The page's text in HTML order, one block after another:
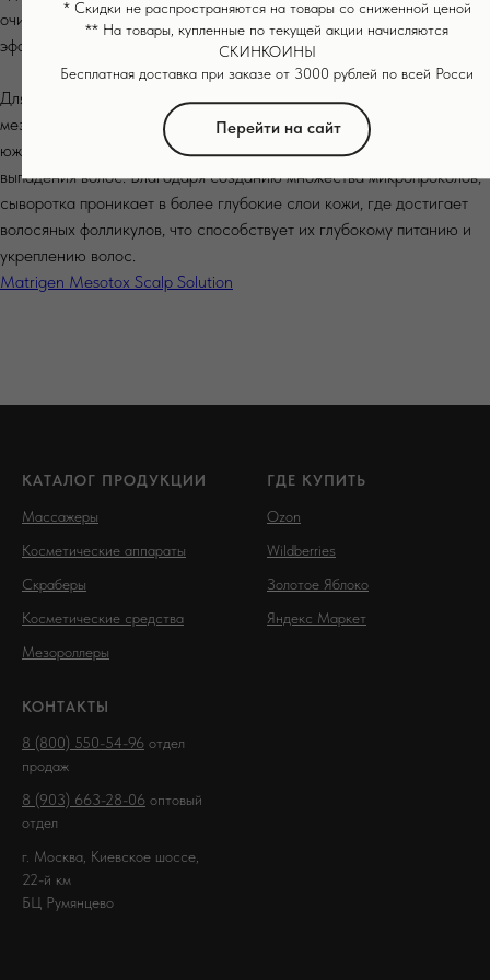
очищенное, так и на увлажненное лицо для максимального
эффекта.
Для активации роста волос сочетайте использование данного
мезороллера со специальной сывороткой, разработанной
южнокорейским брендом Matrigen для решения проблемы
выпадения волос. Благодаря созданию множества микропроколов,
сыворотка проникает в более глубокие слои кожи, где достигает
волосяных фолликулов, что способствует их глубокому питанию и
укреплению волос.
Matrigen Mesotox Scalp Solution
КАТАЛОГ ПРОДУКЦИИ
Массажеры
Косметические аппараты
Скраберы
Косметические средства
Мезороллеры
ГДЕ КУПИТЬ
Ozon
Wildberries
Золотое Яблоко
Яндекс Маркет
КОНТАКТЫ
8 (800) 550-54-96 отдел
продаж
8 (903) 663-28-06 оптовый
отдел
г. Москва, Киевское шоссе,
22-й км
БЦ Румянцево
* Скидки не распространяются на товары со сниженной ценой
** На товары, купленные по текущей акции начисляются
СКИНКОИНЫ
Бесплатная доставка при заказе от 3000 рублей по всей Росси
Перейти на сайт